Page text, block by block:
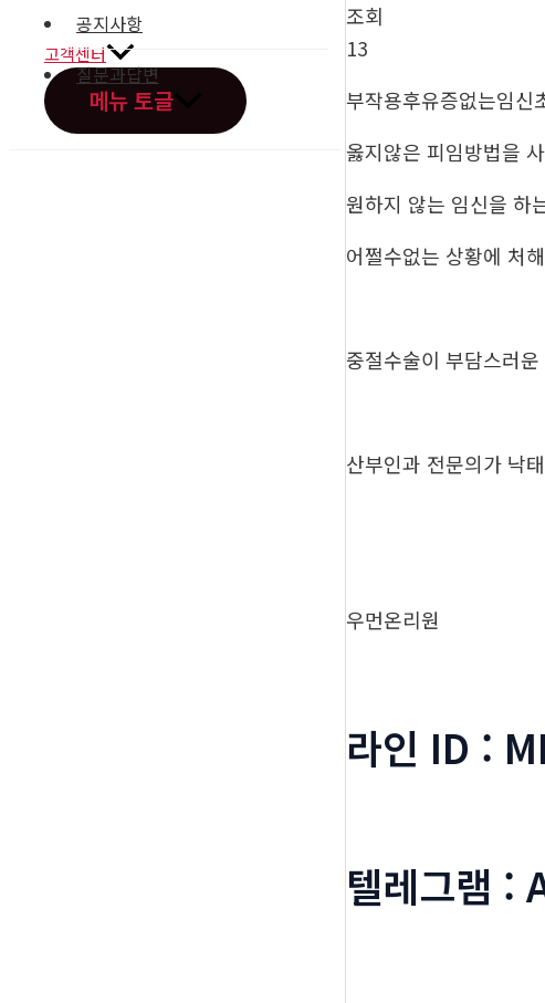
온라인문의
고객센터
메뉴 토글
공지사항
질문과답변
조회
13
부작용후유증없는임신
옳지않은 피임방법을
원하지 않는 임신을 하
어쩔수없는 상황에 처해
중절수술이 부담스러운
산부인과 전문의가 낙
우먼온리원
라인 ID :
텔레그램 :